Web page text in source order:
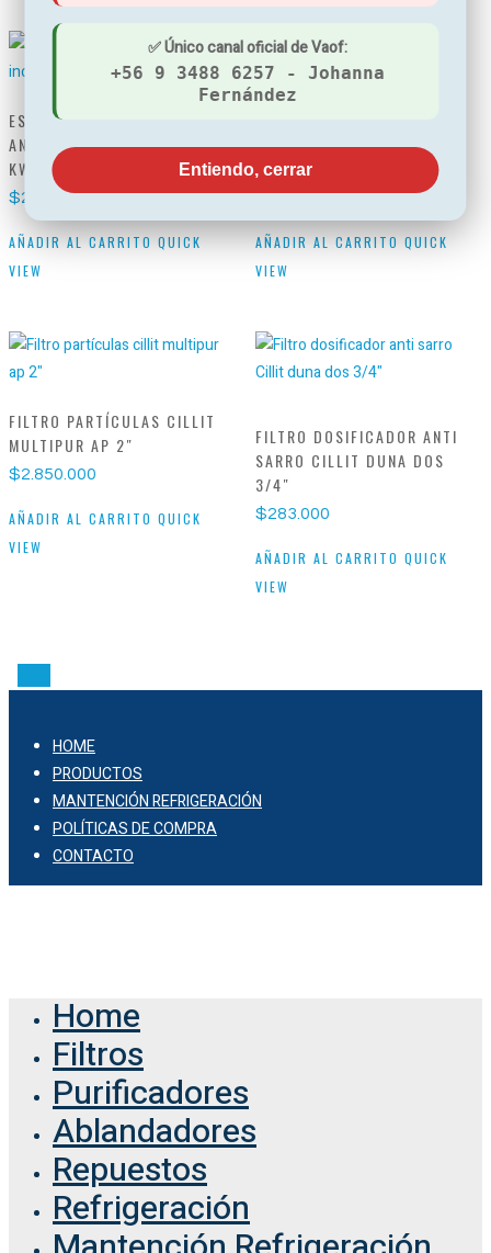
ESTACIÓN DOSIFICADORA
ANTI INCRUSTANTE CILLIT
KWZ 8.8 INEX 2″
$2.700.000
AÑADIR AL CARRITO QUICK
VIEW
MALLA AUTOLIMPIANTE TOP
RF DE 3/4
$165.000
AÑADIR AL CARRITO QUICK
VIEW
FILTRO PARTÍCULAS CILLIT
MULTIPUR AP 2″
$2.850.000
AÑADIR AL CARRITO QUICK
VIEW
FILTRO DOSIFICADOR ANTI
SARRO CILLIT DUNA DOS
3/4″
$283.000
AÑADIR AL CARRITO QUICK
VIEW
HOME
PRODUCTOS
MANTENCIÓN REFRIGERACIÓN
POLÍTICAS DE COMPRA
CONTACTO
Home
Filtros
Purificadores
Ablandadores
Repuestos
Refrigeración
✅ Único canal oficial de Vaof:
+56 9 3488 6257 - Johanna
Fernández
Entiendo, cerrar